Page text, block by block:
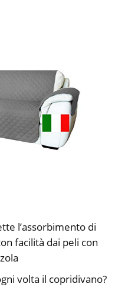
l’assorbimento di
facilità dai peli con
volta il copridivano?